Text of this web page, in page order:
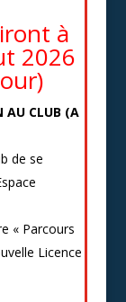
à
2026
AU CLUB (A
de se
« Parcours
Licence